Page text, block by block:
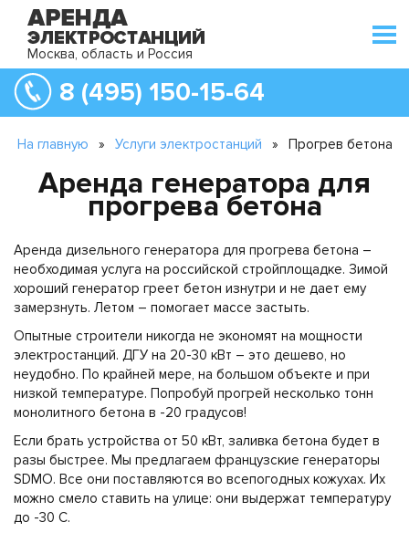
Москва, область и Россия
8 (495) 150-15-64
На главную » Услуги электростанций » Прогрев бетона
Аренда генератора для
прогрева бетона
Аренда дизельного генератора для прогрева бетона –
необходимая услуга на российской стройплощадке. Зимой
хороший генератор греет бетон изнутри и не дает ему
замерзнуть. Летом – помогает массе застыть.
Опытные строители никогда не экономят на мощности
электростанций. ДГУ на 20-30 кВт – это дешево, но
неудобно. По крайней мере, на большом объекте и при
низкой температуре. Попробуй прогрей несколько тонн
монолитного бетона в -20 градусов!
Если брать устройства от 50 кВт, заливка бетона будет в
разы быстрее. Мы предлагаем французские генераторы
SDMO. Все они поставляются во всепогодных кожухах. Их
можно смело ставить на улице: они выдержат температуру
до -30 С.